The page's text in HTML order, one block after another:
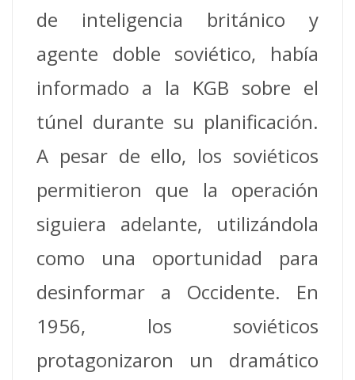
de inteligencia británico y
agente doble soviético, había
informado a la KGB sobre el
túnel durante su planificación.
A pesar de ello, los soviéticos
permitieron que la operación
siguiera adelante, utilizándola
como una oportunidad para
desinformar a Occidente. En
1956, los soviéticos
protagonizaron un dramático